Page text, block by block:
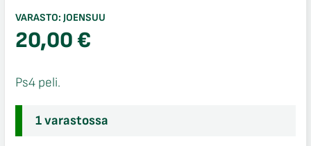
VARASTO: JOENSUU
20,00€
Ps4 peli.
1 varastossa